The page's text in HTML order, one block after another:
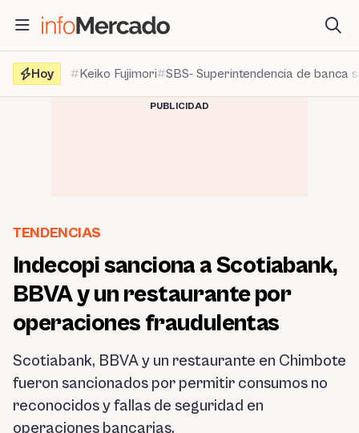
contenido
Hoy
Keiko Fujimori SBS- Superintendencia de banca
PUBLICIDAD
TENDENCIAS
Indecopi sanciona a Scotiabank,
BBVA y un restaurante por
operaciones fraudulentas
Scotiabank, BBVA y un restaurante en Chimbote
fueron sancionados por permitir consumos no
reconocidos y fallas de seguridad en
operaciones bancarias.